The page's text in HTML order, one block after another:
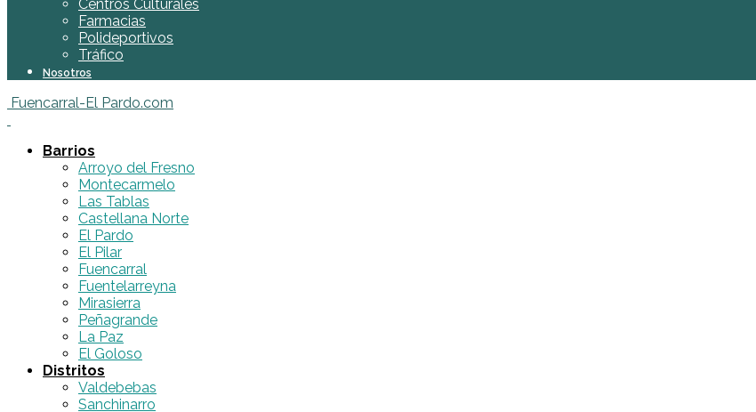
Centros Culturales
Farmacias
Polideportivos
Tráfico
Nosotros
Fuencarral-El Pardo.com
Barrios
Arroyo del Fresno
Montecarmelo
Las Tablas
Castellana Norte
El Pardo
El Pilar
Fuencarral
Fuentelarreyna
Mirasierra
Peñagrande
La Paz
El Goloso
Distritos
Valdebebas
Sanchinarro